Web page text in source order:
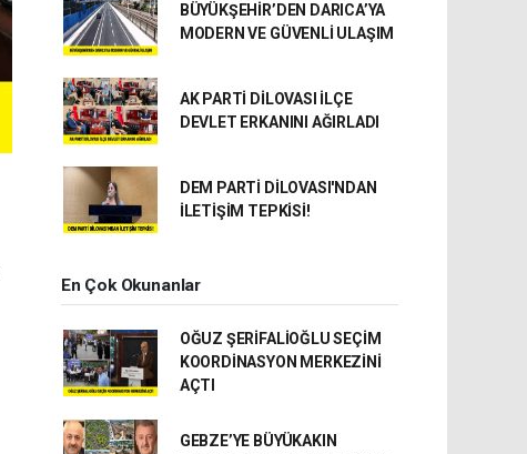
BÜYÜKŞEHİR’DEN DARICA’YA
MODERN VE GÜVENLİ ULAŞIM
AK PARTİ DİLOVASI İLÇE
DEVLET ERKANINI AĞIRLADI
DEM PARTİ DİLOVASI'NDAN
İLETİŞİM TEPKİSİ!
En Çok Okunanlar
OĞUZ ŞERİFALİOĞLU SEÇİM
KOORDİNASYON MERKEZİNİ
AÇTI
GEBZE’YE BÜYÜKAKIN